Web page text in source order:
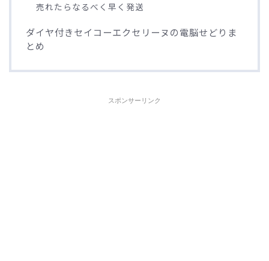
売れたらなるべく早く発送
ダイヤ付きセイコーエクセリーヌの電脳せどりま
とめ
スポンサーリンク